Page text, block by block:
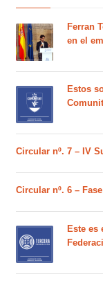
Ferran
en el
Estos
Circular nº. 7 – IV
Circular nº. 6 –
Este es